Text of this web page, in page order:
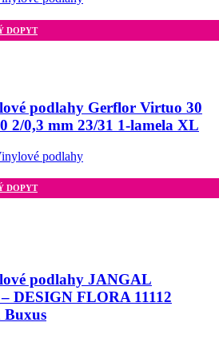
DOPYT
podlahy Gerflor Virtuo 30
2/0,3 mm 23/31 1-lamela XL
podlahy
DOPYT
podlahy JANGAL
DESIGN FLORA 11112
Buxus